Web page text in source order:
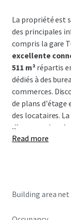
La propriété est
des principales
compris la gare
excellente
511 m²répartis
dédiés à des
commerces.
de plans d'étage
des locataires.
d'occupation de
significatif dans
Dieu et la tour
...
Read more
Building area net